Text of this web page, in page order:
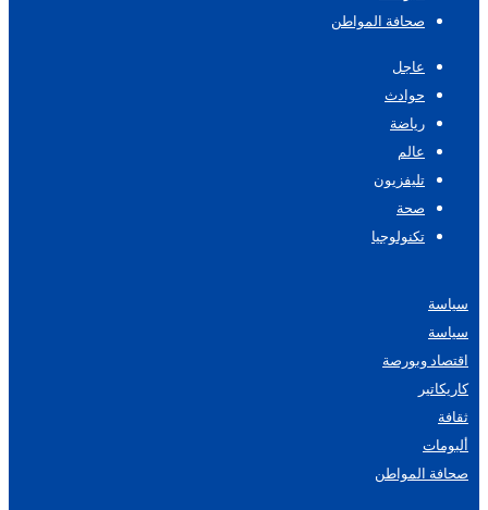
صحافة المواطن
عاجل
حوادث
رياضة
عالم
تليفزيون
صحة
تكنولوجيا
سياسة
سياسة
اقتصاد وبورصة
كاريكاتير
ثقافة
ألبومات
صحافة المواطن